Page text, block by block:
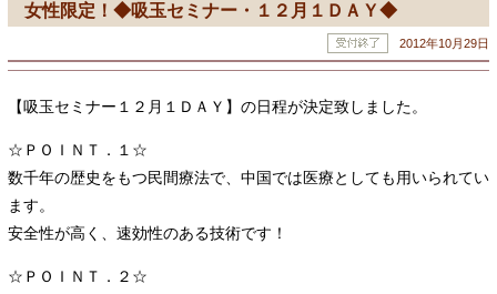
女性限定！◆吸玉セミナー・１２月１ＤＡＹ◆
2012年10月29日
【吸玉セミナー１２月１ＤＡＹ】の日程が決定致しました。
☆ＰＯＩＮＴ．１☆
数千年の歴史をもつ民間療法で、中国では医療としても用いられてい
ます。
安全性が高く、速効性のある技術です！
☆ＰＯＩＮＴ．２☆